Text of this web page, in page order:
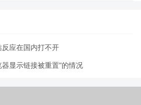
应在国内打不开
显示链接被重置”的情况